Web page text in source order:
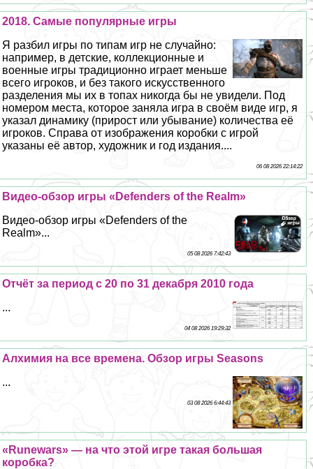
2018. Самые популярные игры
Я разбил игры по типам игр не случайно:
например, в детские, коллекционные и
военные игры традиционно играет меньше
всего игроков, и без такого искусственного
разделения мы их в топах никогда бы не увидели. Под
номером места, которое заняла игра в своём виде игр, я
указал динамику (прирост или убывание) количества её
игроков. Справа от изображения коробки с игрой
указаны её автор, художник и год издания....
06 08 2026 22:14:22
Видео-обзор игры «Defenders of the Realm»
Видео-обзор игры «Defenders of the
Realm»...
05 08 2026 7:42:43
Отчёт за период с 20 по 31 декабря 2010 года
...
04 08 2026 19:29:32
Алхимия на все времена. Обзор игры Seasons
...
03 08 2026 6:44:43
«Runewars» — на что этой игре такая большая
коробка?